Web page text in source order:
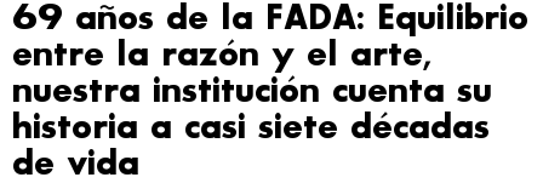
69 años de la FADA: Equilibrio
entre la razón y el arte,
nuestra institución cuenta su
historia a casi siete décadas
de vida